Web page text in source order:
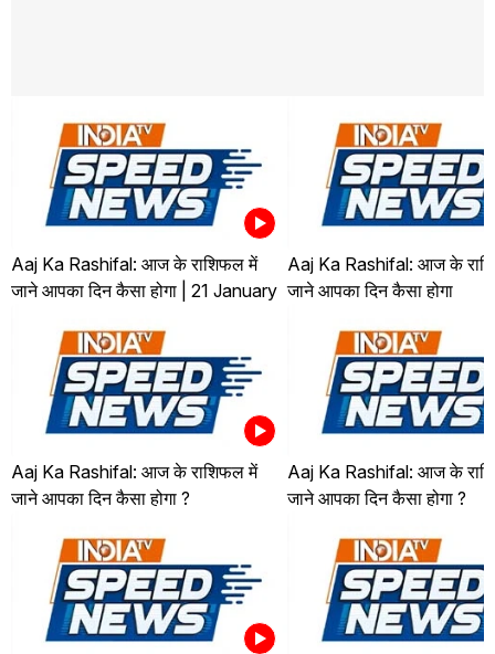
Aaj Ka Rashifal: आज के राशिफल में
जाने आपका दिन कैसा होगा | 21 January
Aaj Ka Rashifal: आज के
जाने आपका दिन कैसा होगा
Aaj Ka Rashifal: आज के राशिफल में
जाने आपका दिन कैसा होगा ?
Aaj Ka Rashifal: आज के
जाने आपका दिन कैसा होगा ?